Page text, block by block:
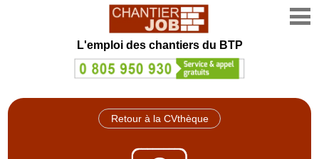
L'emploi des chantiers du BTP
Retour à la CVthèque